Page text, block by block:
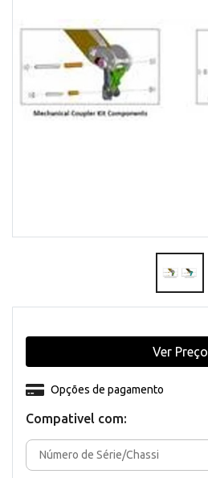
Compativel com:
Opções de pagamento
Ver Preço